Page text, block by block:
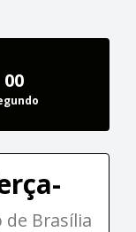
00
de Brasília